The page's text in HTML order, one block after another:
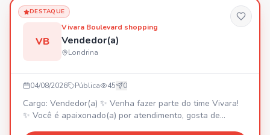
DESTAQUE
VB
Vivara Boulevard shopping
Vendedor(a)
Londrina
04/08/2026 Pública 45 0
Cargo: Vendedor(a) ✨ Venha fazer parte do time Vivara!
✨ Você é apaixonado(a) por atendimento, gosta de